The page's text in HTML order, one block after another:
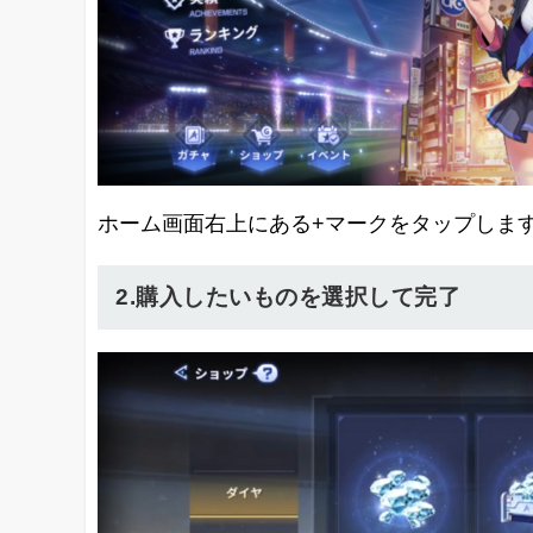
ホーム画面右上にある+マークをタップしま
2.購入したいものを選択して完了